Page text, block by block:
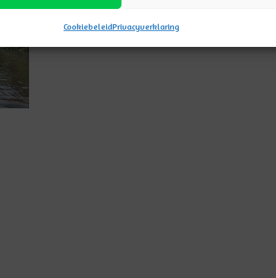
CookiebeleidPrivacyverklaring